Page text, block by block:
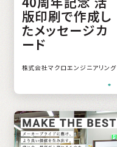
版印刷で作成し
たメッセージカ
ード
株式会社マクロエンジニアリング